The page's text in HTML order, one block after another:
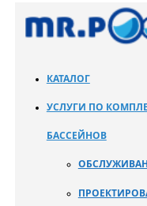
КАТАЛОГ
УСЛУГИ ПО
БАССЕЙНОВ